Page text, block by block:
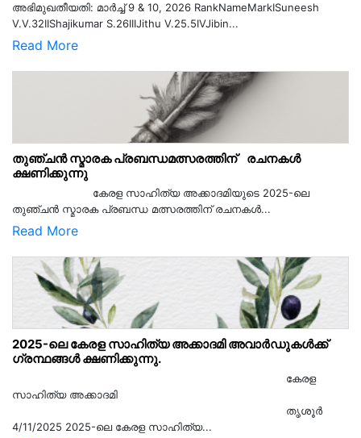
അഭിമുഖതീയതി: മാർച്ച് 9 & 10, 2026 RankNameMarkISuneesh
V.V.32IIShajikumar S.26IIIJithu V.25.5IVJibin...
Read More
തുഞ്ചൻ സ്മാരക പ്രബന്ധമത്സരത്തിന് രചനകൾ
ക്ഷണിക്കുന്നു
കേരള സാഹിത്യ അക്കാദമിയുടെ 2025-ലെ
തുഞ്ചൻ സ്മാരക പ്രബന്ധ മത്സരത്തിന് രചനകൾ...
Read More
2025-ലെ കേരള സാഹിത്യ അക്കാദമി അവാർഡുകൾക്ക്
ഗ്രന്ഥങ്ങൾ ക്ഷണിക്കുന്നു.
കേരള
സാഹിത്യ അക്കാദമി
തൃശൂര്‍
4/11/2025 2025-ലെ കേരള സാഹിത്യ...